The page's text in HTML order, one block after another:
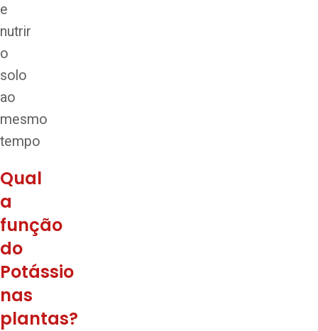
e
nutrir
o
solo
ao
mesmo
tempo
Qual
a
função
do
Potássio
nas
plantas?